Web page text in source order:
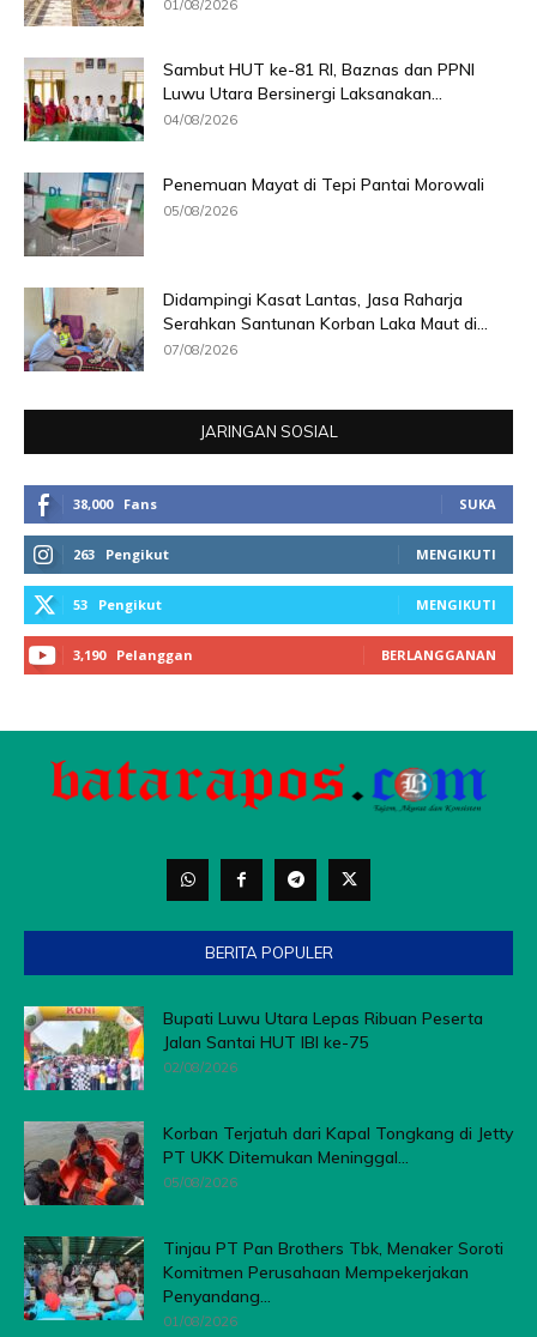
BERITA POPULER
Bupati Luwu Utara Lepas Ribuan Peserta
Jalan Santai HUT IBI ke-75
02/08/2026
Korban Terjatuh dari Kapal Tongkang di Jetty
PT UKK Ditemukan Meninggal...
05/08/2026
Tinjau PT Pan Brothers Tbk, Menaker Soroti
Komitmen Perusahaan Mempekerjakan
Penyandang...
01/08/2026